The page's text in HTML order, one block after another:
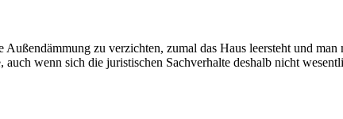
zu verzichten, zumal das Haus leersteht und
wenn sich die juristischen Sachverhalte deshalb nicht